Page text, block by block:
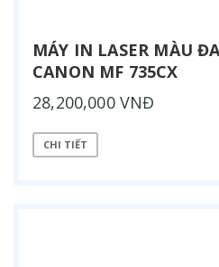
MÁY IN LASER MÀU
CANON MF 735CX
28,200,000 VNĐ
CHI TIẾT